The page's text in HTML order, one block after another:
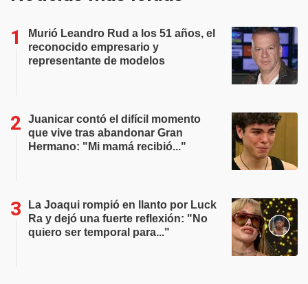
Murió Leandro Rud a los 51 años, el
reconocido empresario y
representante de modelos
Juanicar contó el difícil momento
que vive tras abandonar Gran
Hermano: "Mi mamá recibió..."
La Joaqui rompió en llanto por Luck
Ra y dejó una fuerte reflexión: "No
quiero ser temporal para..."